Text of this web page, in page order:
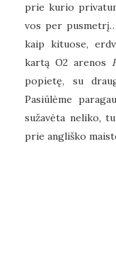
prie kurio
vos per
kaip kituose,
kartą O2 arenos
popietę, su
Pasiūlėme
sužavėta neliko,
prie angliško